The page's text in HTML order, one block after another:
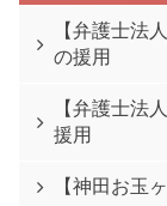
【弁護士法
の援用
【弁護士法
援用
【神田お玉